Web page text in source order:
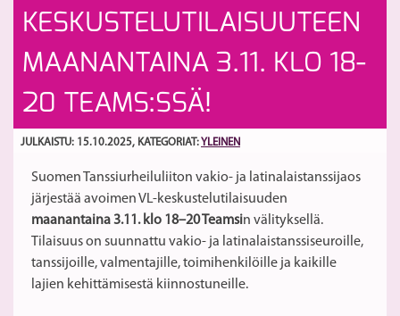
KESKUSTELUTILAISUUTEEN
MAANANTAINA 3.11. KLO 18-
20 TEAMS:SSÄ!
JULKAISTU: 15.10.2025, KATEGORIAT: YLEINEN
Suomen Tanssiurheiluliiton vakio- ja latinalaistanssijaos
järjestää avoimen VL-keskustelutilaisuuden
maanantaina 3.11. klo 18–20 Teamsin välityksellä.
Tilaisuus on suunnattu vakio- ja latinalaistanssiseuroille,
tanssijoille, valmentajille, toimihenkilöille ja kaikille
lajien kehittämisestä kiinnostuneille.